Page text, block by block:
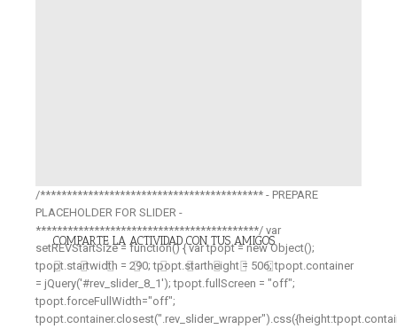
/****************************************** - PREPARE
PLACEHOLDER FOR SLIDER -
******************************************/ var
setREVStartSize = function() { var tpopt = new Object();
tpopt.startwidth = 290; tpopt.startheight = 506; tpopt.container
= jQuery('#rev_slider_8_1'); tpopt.fullScreen = "off";
tpopt.forceFullWidth="off";
COMPARTE LA ACTIVIDAD CON TUS AMIGOS